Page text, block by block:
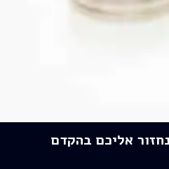
אליכם בהקדם